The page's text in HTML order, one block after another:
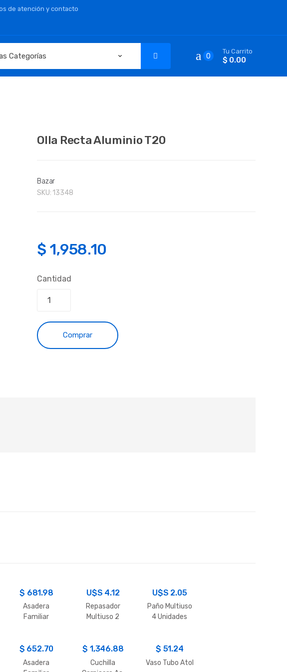
de atención y contacto
0
Tu Carrito
$ 0.00
Olla Recta Aluminio T20
Bazar
SKU: 13348
$ 1,958.10
Cantidad
Comprar
$ 681.98
Asadera
Familiar
U$S 4.12
Repasador
Multiuso 2
U$S 2.05
Paño Multiuso
4 Unidades
$ 652.70
Asadera
$ 1,346.88
Cuchilla
$ 51.24
Vaso Tubo Atol